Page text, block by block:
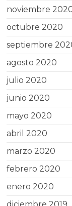
noviembre
octubre 2020
septiembre
agosto 2020
julio 2020
junio 2020
mayo 2020
abril 2020
marzo 2020
febrero 2020
enero 2020